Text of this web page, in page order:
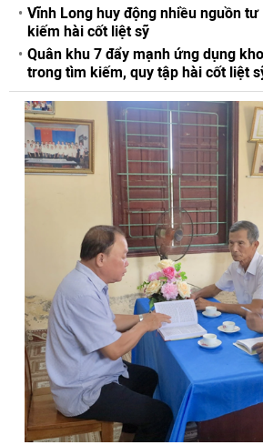
Vĩnh Long huy động nhiều nguồn
kiếm hài cốt liệt sỹ
Quân khu 7 đẩy mạnh ứng dụng
trong tìm kiếm, quy tập hài cốt liệt